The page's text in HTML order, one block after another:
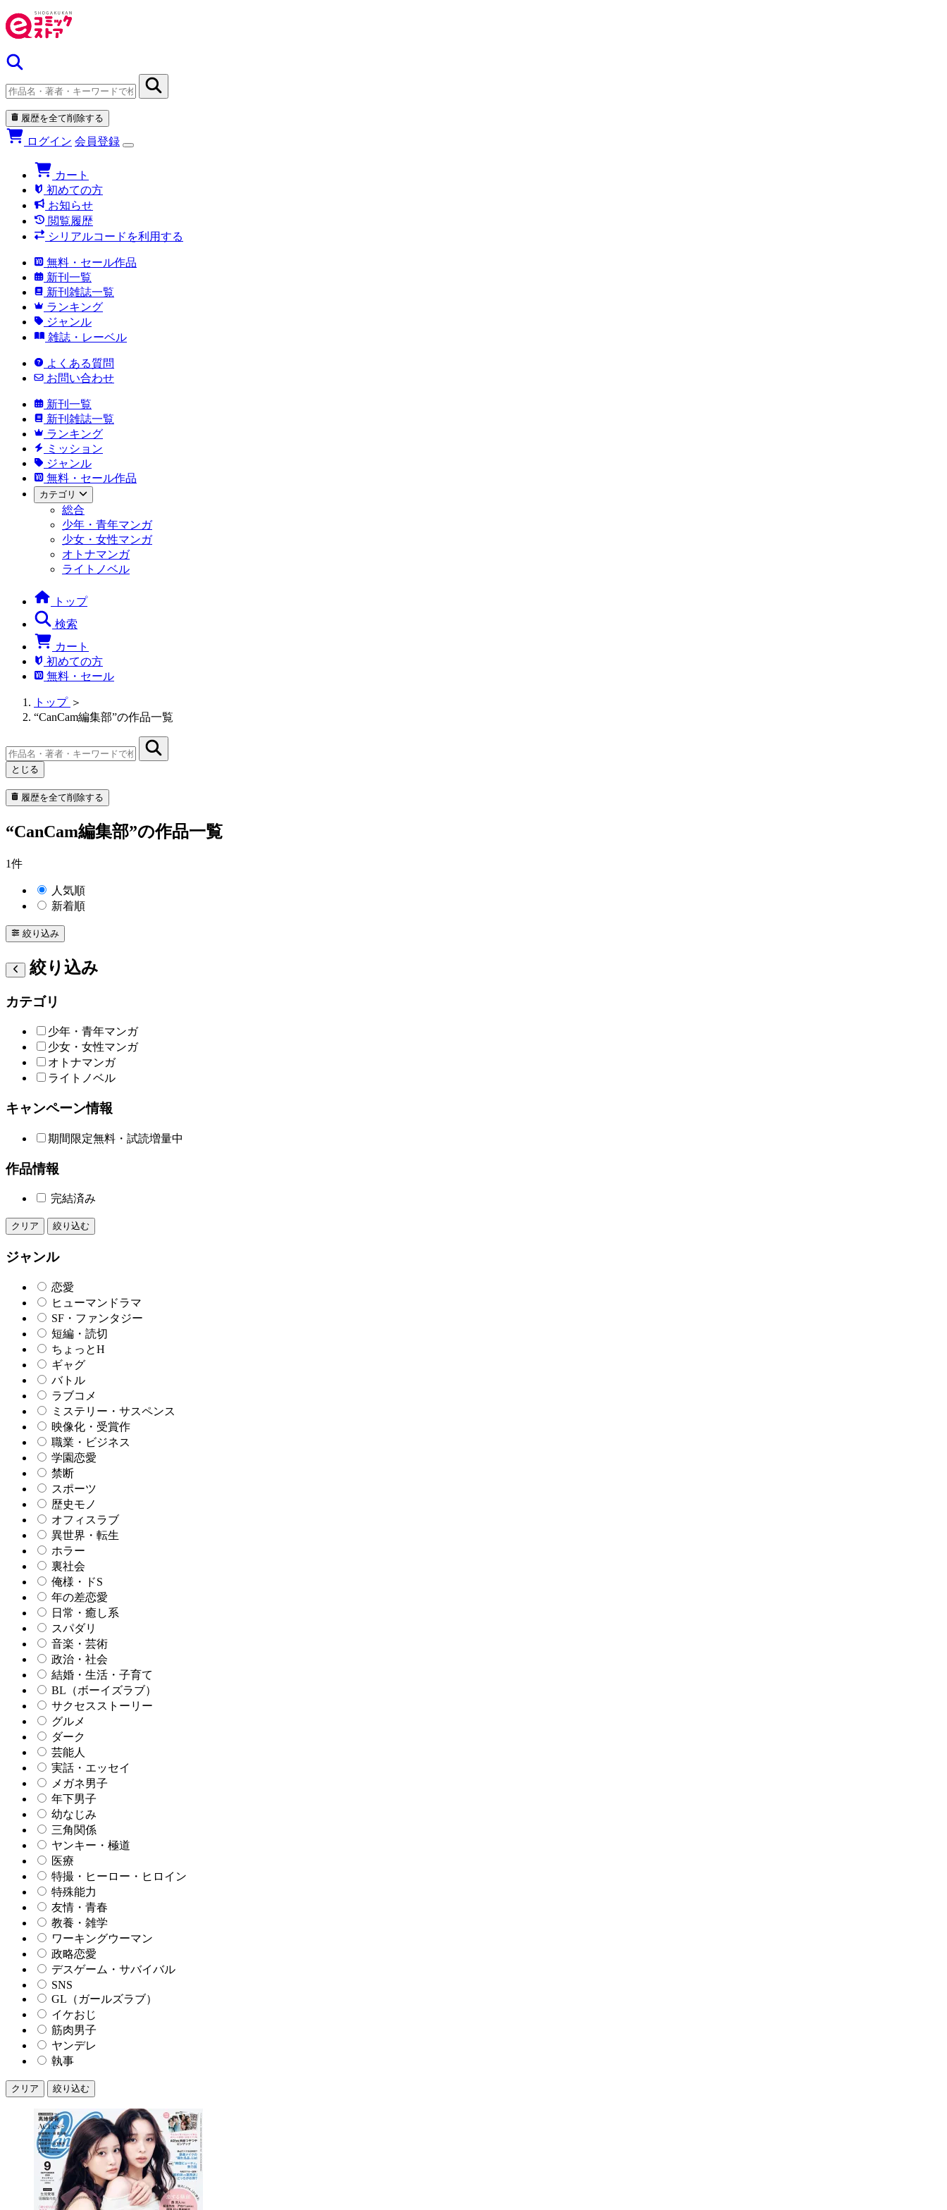
履歴を全て削除する
ログイン 会員登録
カート
初めての方
お知らせ
閲覧履歴
シリアルコードを利用する
無料・セール作品
新刊一覧
新刊雑誌一覧
ランキング
ジャンル
雑誌・レーベル
よくある質問
お問い合わせ
新刊一覧
新刊雑誌一覧
ランキング
ミッション
ジャンル
無料・セール作品
カテゴリ
総合
少年・青年マンガ
少女・女性マンガ
オトナマンガ
ライトノベル
トップ
検索
カート
初めての方
無料・セール
トップ ＞
“CanCam編集部”の作品一覧
とじる
履歴を全て削除する
“CanCam編集部”の作品一覧
1件
人気順
新着順
絞り込み
絞り込み
カテゴリ
少年・青年マンガ
少女・女性マンガ
オトナマンガ
ライトノベル
キャンペーン情報
期間限定無料・試読増量中
作品情報
完結済み
クリア 絞り込む
ジャンル
恋愛
ヒューマンドラマ
SF・ファンタジー
短編・読切
ちょっとH
ギャグ
バトル
ラブコメ
ミステリー・サスペンス
映像化・受賞作
職業・ビジネス
学園恋愛
禁断
スポーツ
歴史モノ
オフィスラブ
異世界・転生
ホラー
裏社会
俺様・ドS
年の差恋愛
日常・癒し系
スパダリ
音楽・芸術
政治・社会
結婚・生活・子育て
BL（ボーイズラブ）
サクセスストーリー
グルメ
ダーク
芸能人
実話・エッセイ
メガネ男子
年下男子
幼なじみ
三角関係
ヤンキー・極道
医療
特撮・ヒーロー・ヒロイン
特殊能力
友情・青春
教養・雑学
ワーキングウーマン
政略恋愛
デスゲーム・サバイバル
SNS
GL（ガールズラブ）
イケおじ
筋肉男子
ヤンデレ
執事
クリア 絞り込む